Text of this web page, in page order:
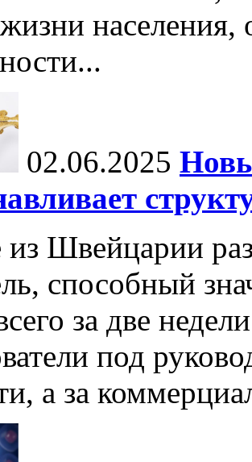
населения,
02.06.2025
Швейцарии
способный
за две
под
а за